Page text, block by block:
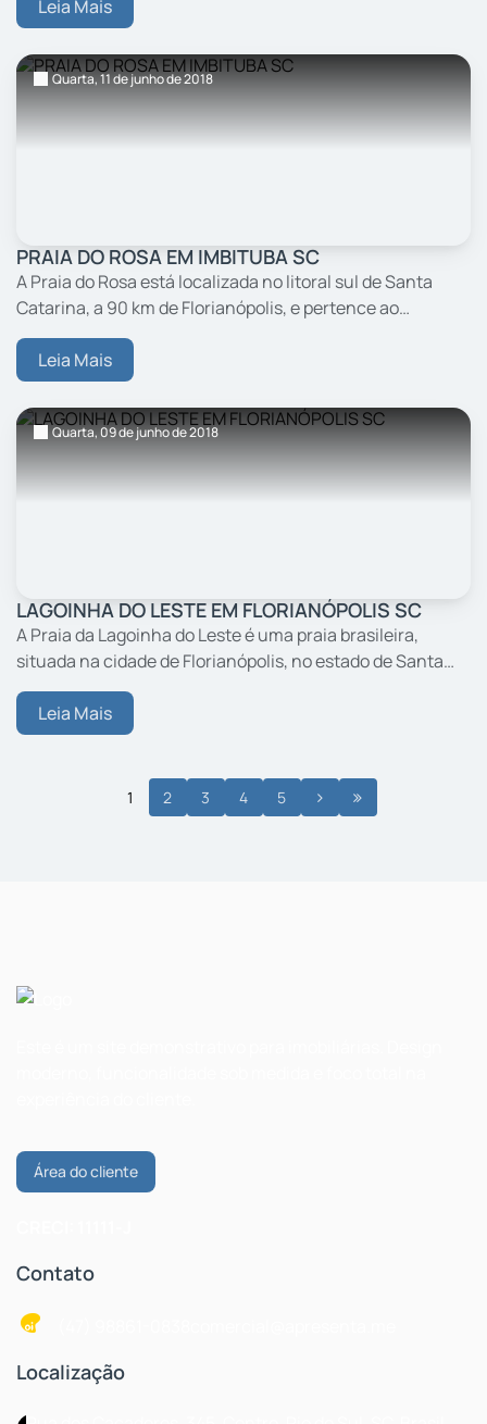
barcos de pescadores.
Leia Mais
Quarta,11de junhode 2018
PRAIA DO ROSA EM IMBITUBA SC
A Praia do Rosa está localizada no litoral sul de Santa
Catarina, a 90 km de Florianópolis, e pertence ao
município de Imbituba, quase na divisa com Garopaba.
Leia Mais
Quarta,09de junhode 2018
LAGOINHA DO LESTE EM FLORIANÓPOLIS SC
A Praia da Lagoinha do Leste é uma praia brasileira,
situada na cidade de Florianópolis, no estado de Santa
Catarina. Está localizada no sudeste da Ilha de Santa
Catarina. Recebe o mesmo nome da lagoa em formato
de...
Leia Mais
1 2 3 4 5
Área do cliente
Contato
Localização